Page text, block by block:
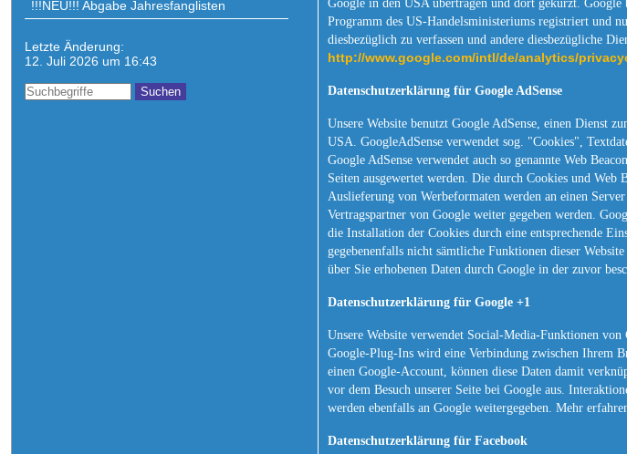
!!!NEU!!! Abgabe Jahresfanglisten
Letzte Änderung:
12. Juli 2026 um 16:43
Google in den USA übertragen und dort gekürzt.
Programm des US-Handelsministeriums registriert und
diesbezüglich zu verfassen und andere diesbezügliche
http://www.google.com/intl/de/analytics/
Datenschutzerklärung für Google AdSense
Unsere Website benutzt Google AdSense, einen Dienst
USA. GoogleAdSense verwendet sog. "Cookies",
Google AdSense verwendet auch so genannte Web
Seiten ausgewertet werden. Die durch Cookies und
Auslieferung von Werbeformaten werden an einen
Vertragspartner von Google weiter gegeben werden.
die Installation der Cookies durch eine entsprechende
gegebenenfalls nicht sämtliche Funktionen dieser
über Sie erhobenen Daten durch Google in der zuvor
Datenschutzerklärung für Google +1
Unsere Website verwendet Social-Media-Funktionen
Google-Plug-Ins wird eine Verbindung zwischen Ihrem
einen Google-Account, können diese Daten damit
vor dem Besuch unserer Seite bei Google aus.
werden ebenfalls an Google weitergegeben. Mehr
Datenschutzerklärung für Facebook